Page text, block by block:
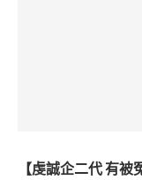
【虔誠企二代 有